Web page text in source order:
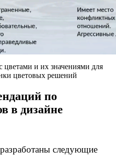
и их значениями для
цветовых решений
по
в дизайне
следующие